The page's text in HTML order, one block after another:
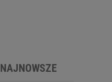
NAJNOWSZE